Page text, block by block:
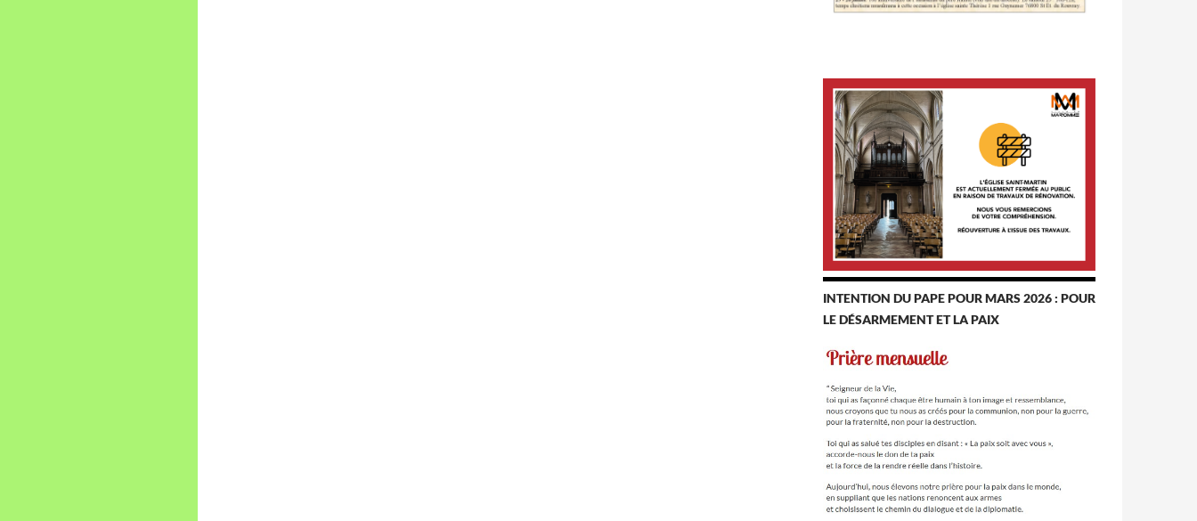
INTENTION DU PAPE POUR MARS 2026 : POUR
LE DÉSARMEMENT ET LA PAIX